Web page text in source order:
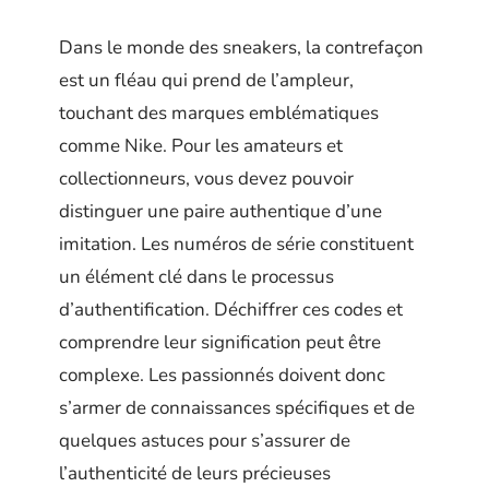
Dans le monde des sneakers, la contrefaçon
est un fléau qui prend de l’ampleur,
touchant des marques emblématiques
comme Nike. Pour les amateurs et
collectionneurs, vous devez pouvoir
distinguer une paire authentique d’une
imitation. Les numéros de série constituent
un élément clé dans le processus
d’authentification. Déchiffrer ces codes et
comprendre leur signification peut être
complexe. Les passionnés doivent donc
s’armer de connaissances spécifiques et de
quelques astuces pour s’assurer de
l’authenticité de leurs précieuses